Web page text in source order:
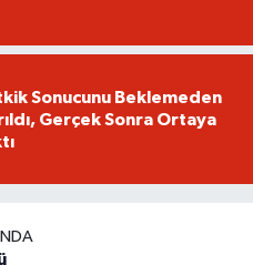
Sonucunu Beklemeden
Gerçek Sonra Ortaya